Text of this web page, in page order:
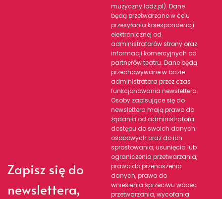
Zapisz się do
newslettera,
muzyczny.lodz.pl). Dane
będą przetwarzane w celu
przesyłania korespondencji
elektronicznej od
administratorów strony oraz
informacji komercyjnych od
partnerów teatru. Dane będą
przechowywane w bazie
administratora przez czas
funkcjonowania newslettera.
Osoby zapisujące się do
newslettera mają prawo do
żądania od administratora
dostępu do swoich danych
osobowych oraz do ich
sprostowania, usunięcia lub
ograniczenia przetwarzania,
prawo do przenoszenia
danych, prawo do
wniesienia sprzeciwu wobec
przetwarzania, wycofania